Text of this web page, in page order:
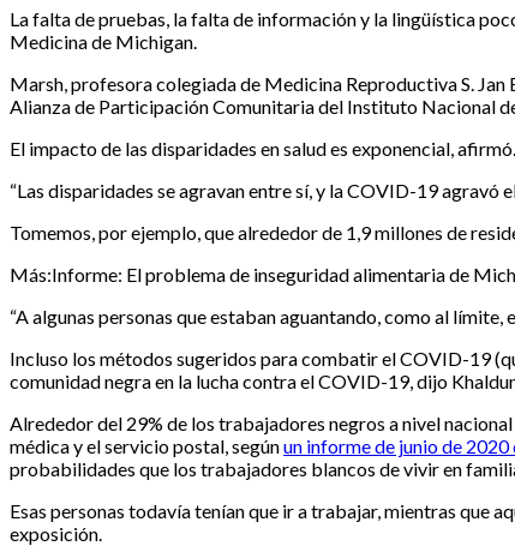
La falta de pruebas, la falta de información y la lingüística
Medicina de Michigan.
Marsh, profesora colegiada de Medicina Reproductiva S.
Alianza de Participación Comunitaria del Instituto Nacional
El impacto de las disparidades en salud es exponencial, afirmó.
“Las disparidades se agravan entre sí, y la COVID-19 agravó
Tomemos, por ejemplo, que alrededor de 1,9 millones de
Más:Informe: El problema de inseguridad alimentaria de
“A algunas personas que estaban aguantando, como al
Incluso los métodos sugeridos para combatir el COVID-19
comunidad negra en la lucha contra el COVID-19, dijo
Alrededor del 29% de los trabajadores negros a nivel
médica y el servicio postal, segúnun informe de junio de
probabilidades que los trabajadores blancos de vivir en
Esas personas todavía tenían que ir a trabajar, mientras que
exposición.